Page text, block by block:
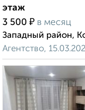
этаж
3 500 ₽ в месяц
Западный район,
Агентство,